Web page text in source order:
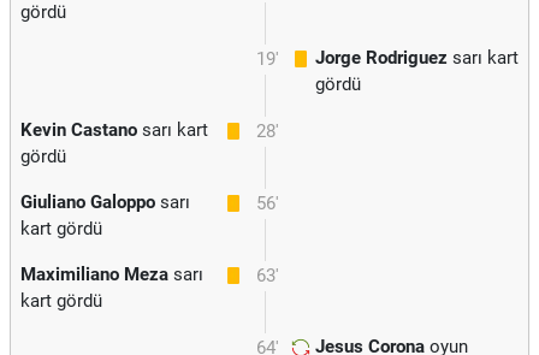
gördü
19' Jorge Rodriguez sarı kart
gördü
28'
Kevin Castano sarı kart
gördü
56'
Giuliano Galoppo sarı
kart gördü
63'
Maximiliano Meza sarı
kart gördü
64' Jesus Corona oyun